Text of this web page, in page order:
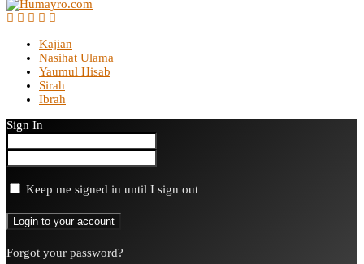
Kajian
Nasihat Ulama
Yaumul Hisab
Sirah
Ibrah
Sign In
Keep me signed in until I sign out
Forgot your password?